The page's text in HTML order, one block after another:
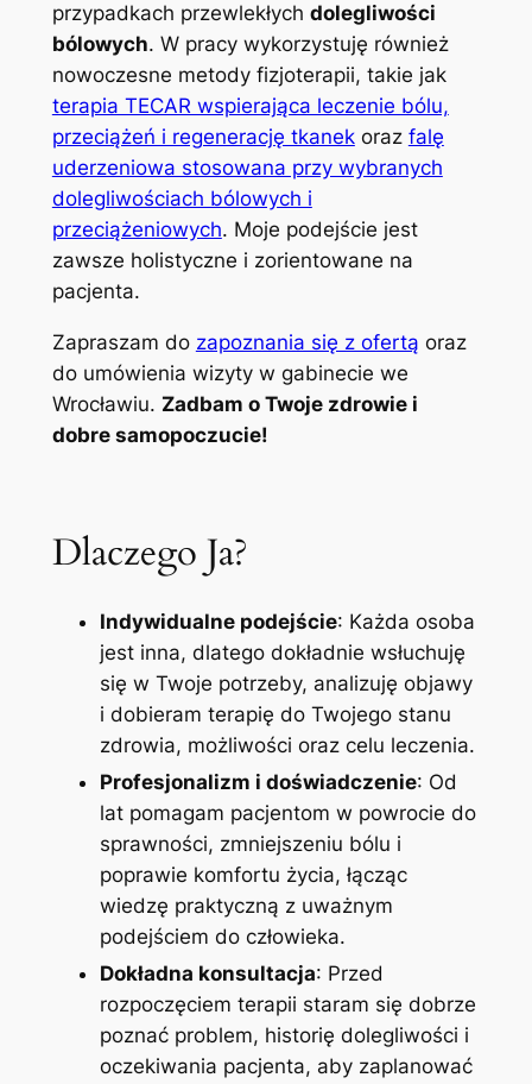
przypadkach przewlekłych dolegliwości
bólowych. W pracy wykorzystuję również
nowoczesne metody fizjoterapii, takie jak
terapia TECAR wspierająca leczenie bólu,
przeciążeń i regenerację tkanekoraz falę
uderzeniowa stosowana przy wybranych
dolegliwościach bólowych i
przeciążeniowych. Moje podejście jest
zawsze holistyczne i zorientowane na
pacjenta.
Zapraszam do zapoznania się z ofertą oraz
do umówienia wizyty w gabinecie we
Wrocławiu. Zadbam o Twoje zdrowie i
dobre samopoczucie!
Dlaczego Ja?
Indywidualne podejście: Każda osoba
jest inna, dlatego dokładnie wsłuchuję
się w Twoje potrzeby, analizuję objawy
i dobieram terapię do Twojego stanu
zdrowia, możliwości oraz celu leczenia.
Profesjonalizm i doświadczenie: Od
lat pomagam pacjentom w powrocie do
sprawności, zmniejszeniu bólu i
poprawie komfortu życia, łącząc
wiedzę praktyczną z uważnym
podejściem do człowieka.
Dokładna konsultacja: Przed
rozpoczęciem terapii staram się dobrze
poznać problem, historię dolegliwości i
oczekiwania pacjenta, aby zaplanować